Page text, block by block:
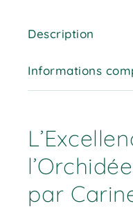
Description
Informations
par